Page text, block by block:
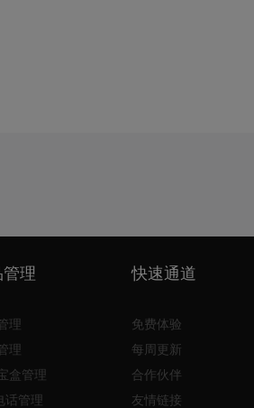
管理
理
理
盒管理
话管理
快速通道
免费体验
每周更新
合作伙伴
友情链接